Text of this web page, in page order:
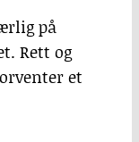
på
Rett og
et